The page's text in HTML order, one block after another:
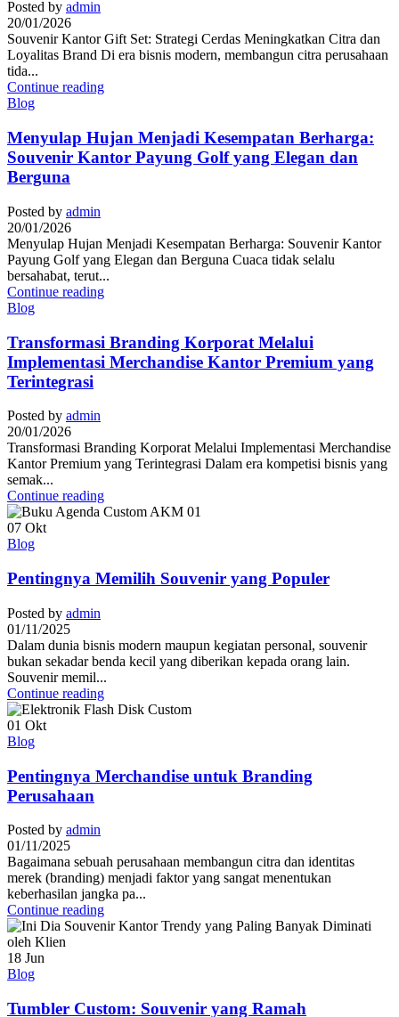
Posted by admin
20/01/2026
Souvenir Kantor Gift Set: Strategi Cerdas Meningkatkan Citra dan
Loyalitas Brand Di era bisnis modern, membangun citra perusahaan
tida...
Continue reading
Blog
Menyulap Hujan Menjadi Kesempatan Berharga:
Souvenir Kantor Payung Golf yang Elegan dan
Berguna
Posted by admin
20/01/2026
Menyulap Hujan Menjadi Kesempatan Berharga: Souvenir Kantor
Payung Golf yang Elegan dan Berguna Cuaca tidak selalu
bersahabat, terut...
Continue reading
Blog
Transformasi Branding Korporat Melalui
Implementasi Merchandise Kantor Premium yang
Terintegrasi
Posted by admin
20/01/2026
Transformasi Branding Korporat Melalui Implementasi Merchandise
Kantor Premium yang Terintegrasi Dalam era kompetisi bisnis yang
semak...
Continue reading
07 Okt
Blog
Pentingnya Memilih Souvenir yang Populer
Posted by admin
01/11/2025
Dalam dunia bisnis modern maupun kegiatan personal, souvenir
bukan sekadar benda kecil yang diberikan kepada orang lain.
Souvenir memil...
Continue reading
01 Okt
Blog
Pentingnya Merchandise untuk Branding
Perusahaan
Posted by admin
01/11/2025
Bagaimana sebuah perusahaan membangun citra dan identitas
merek (branding) menjadi faktor yang sangat menentukan
keberhasilan jangka pa...
Continue reading
18 Jun
Blog
Tumbler Custom: Souvenir yang Ramah